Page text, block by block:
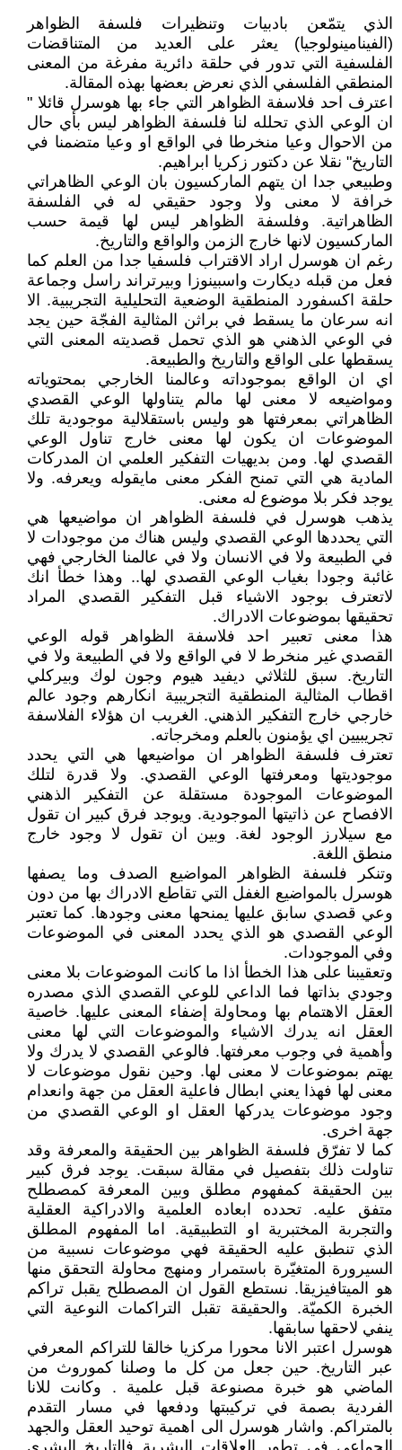
الذي يتمّعن بادبيات وتنظيرات فلسفة الظواهر
(الفينامينولوجيا) يعثر على العديد من المتناقضات
الفلسفية التي تدور في حلقة دائرية مفرغة من المعنى
المنطقي الفلسفي الذي نعرض بعضها بهذه المقالة.
اعترف احد فلاسفة الظواهر التي جاء بها هوسرل قائلا "
ان الوعي الذي تحلله لنا فلسفة الظواهر ليس بأي حال
من الاحوال وعيا منخرطا في الواقع او وعيا متضمنا في
التاريخ" نقلا عن دكتور زكريا ابراهيم.
وطبيعي جدا ان يتهم الماركسيون بان الوعي الظاهراتي
خرافة لا معنى ولا وجود حقيقي له في الفلسفة
الظاهراتية. وفلسفة الظواهر ليس لها قيمة حسب
الماركسيون لانها خارج الزمن والواقع والتاريخ.
رغم ان هوسرل اراد الاقتراب فلسفيا جدا من العلم كما
فعل من قبله ديكارت واسبينوزا وبيرتراند راسل وجماعة
حلقة اكسفورد المنطقية الوضعية التحليلية التجريبية. الا
انه سرعان ما يسقط في براثن المثالية الفجّة حين يجد
في الوعي الذهني هو الذي تحمل قصديته المعنى التي
يسقطها على الواقع والتاريخ والطبيعة.
اي ان الواقع بموجوداته وعالمنا الخارجي بمحتوياته
ومواضيعه لا معنى لها مالم يتناولها الوعي القصدي
الظاهراتي بمعرفتها هو وليس باستقلالية موجودية تلك
الموضوعات ان يكون لها معنى خارج تناول الوعي
القصدي لها. ومن بديهيات التفكير العلمي ان المدركات
المادية هي التي تمنح الفكر معنى مايقوله ويعرفه. ولا
يوجد فكر بلا موضوع له معنى.
يذهب هوسرل في فلسفة الظواهر ان مواضيعها هي
التي يحددها الوعي القصدي وليس هناك من موجودات لا
في الطبيعة ولا في الانسان ولا في عالمنا الخارجي فهي
غائبة وجودا بغياب الوعي القصدي لها.. وهذا خطأ انك
لاتعترف بوجود الاشياء قبل التفكير القصدي المراد
تحقيقها بموضوعات الادراك.
هذا معنى تعبير احد فلاسفة الظواهر قوله الوعي
القصدي غير منخرط لا في الواقع ولا في الطبيعة ولا في
التاريخ. سبق للثلاثي ديفيد هيوم وجون لوك وبيركلي
اقطاب المثالية المنطقية التجريبية انكارهم وجود عالم
خارجي خارج التفكير الذهني. الغريب ان هؤلاء الفلاسفة
تجريبيين اي يؤمنون بالعلم ومخرجاته.
تعترف فلسفة الظواهر ان مواضيعها هي التي يحدد
موجوديتها ومعرفتها الوعي القصدي. ولا قدرة لتلك
الموضوعات الموجودة مستقلة عن التفكير الذهني
الافصاح عن ذاتيتها الموجودية. ويوجد فرق كبير ان تقول
مع سيلارز الوجود لغة. وبين ان تقول لا وجود خارج
منطق اللغة.
وتنكر فلسفة الظواهر المواضيع الصدف وما يصفها
هوسرل بالمواضيع الغفل التي تقاطع الادراك بها من دون
وعي قصدي سابق عليها يمنحها معنى وجودها. كما تعتبر
الوعي القصدي هو الذي يحدد المعنى في الموضوعات
وفي الموجودات.
وتعقيبنا على هذا الخطأ اذا ما كانت الموضوعات بلا معنى
وجودي بذاتها فما الداعي للوعي القصدي الذي مصدره
العقل الاهتمام بها ومحاولة إضفاء المعنى عليها. خاصية
العقل انه يدرك الاشياء والموضوعات التي لها معنى
وأهمية في وجوب معرفتها. فالوعي القصدي لا يدرك ولا
يهتم بموضوعات لا معنى لها. وحين نقول موضوعات لا
معنى لها فهذا يعني ابطال فاعلية العقل من جهة وانعدام
وجود موضوعات يدركها العقل او الوعي القصدي من
جهة اخرى.
كما لا تفرّق فلسفة الظواهر بين الحقيقة والمعرفة وقد
تناولت ذلك بتفصيل في مقالة سبقت. يوجد فرق كبير
بين الحقيقة كمفهوم مطلق وبين المعرفة كمصطلح
متفق عليه. تحدده ابعاده العلمية والادراكية العقلية
والتجربة المختبرية او التطبيقية. اما المفهوم المطلق
الذي تنطبق عليه الحقيقة فهي موضوعات نسبية من
السيرورة المتغيّرة باستمرار ومنهج محاولة التحقق منها
هو الميتافيزيقا. نستطع القول ان المصطلح يقبل تراكم
الخبرة الكميّة. والحقيقة تقبل التراكمات النوعية التي
ينفي لاحقها سابقها.
هوسرل اعتبر الانا محورا مركزيا خالقا للتراكم المعرفي
عبر التاريخ. حين جعل من كل ما وصلنا كموروث من
الماضي هو خبرة مصنوعة قبل علمية . وكانت للانا
الفردية بصمة في تركيبتها ودفعها في مسار التقدم
بالمتراكم. واشار هوسرل الى اهمية توحيد العقل والجهد